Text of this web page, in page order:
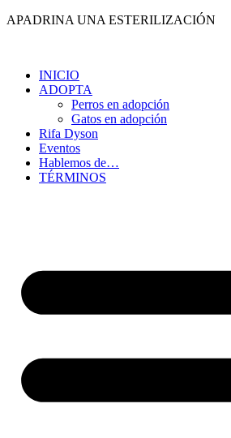
Ir
APADRINA UNA ESTERILIZACIÓN
INICIO
ADOPTA
Perros en adopción
Gatos en adopción
Rifa Dyson
Eventos
Hablemos de…
TÉRMINOS